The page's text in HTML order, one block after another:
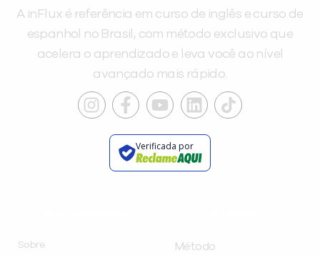
A inFlux é referência em curso de inglês e curso de
espanhol no Brasil, com método exclusivo que
acelera o aprendizado e leva você ao nível
avançado mais rápido.
Verificada por
Sobre
Método